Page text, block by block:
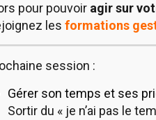
pour pouvoir agir sur
les formations
session :
Gérer son temps et ses
Sortir du « je n’ai pas le